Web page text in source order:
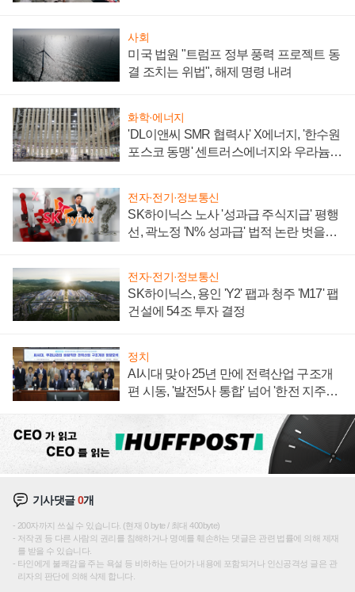
사회
미국 법원 "트럼프 정부 풍력 프로젝트 동
결 조치는 위법", 해제 명령 내려
화학·에너지
'DL이앤씨 SMR 협력사' X에너지, '한수원
포스코 동맹' 센트러스에너지와 우라늄
전자·전기·정보통신
SK하이닉스 노사 '성과급 주식지급' 평행
선, 곽노정 'N% 성과급' 법적 논란 벗을지
전자·전기·정보통신
SK하이닉스, 용인 'Y2' 팹과 청주 'M17' 팹
건설에 54조 투자 결정
정치
AI시대 맞아 25년 만에 전력산업 구조개
편 시동, '발전5사 통합' 넘어 '한전 지주사'
기사댓글0개
200자까지 쓰실 수 있습니다. (현재 0 byte / 최대 400byte)
저작권 등 다른 사람의 권리를 침해하거나 명예를 훼손하는 댓글은 관련 법률에 의해 제재
를 받을 수 있습니다.
타인에게 불쾌감을 주는 욕설 등 비하하는 단어가 내용에 포함되거나 인신공격성 글은 관
리자의 판단에 의해 삭제 합니다.